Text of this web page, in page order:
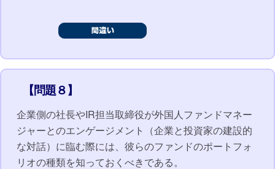
【問題８】
企業側の社長やIR担当取締役が外国人ファンドマネー
ジャーとのエンゲージメント（企業と投資家の建設的
な対話）に臨む際には、彼らのファンドのポートフォ
リオの種類を知っておくべきである。